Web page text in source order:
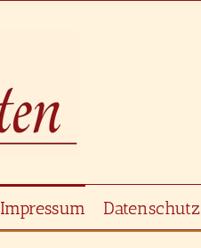
Impressum Datenschutz